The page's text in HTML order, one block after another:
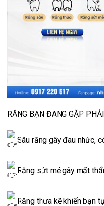
RĂNG BẠN ĐANG GẶP
Sâu răng gây đau nhức,
Răng sứt mẻ gây mất
Răng thưa kẽ khiến bạn